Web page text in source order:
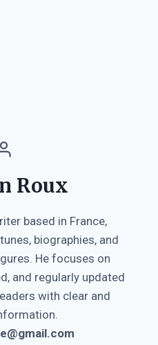
Roux
based in France,
biographies, and
He focuses on
and regularly updated
with clear and